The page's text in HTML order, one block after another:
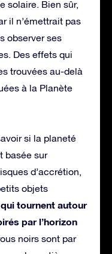
solaire. Bien sûr,
il n’émettrait pas
observer ses
Des effets qui
trouvées au-delà
à la Planète
si la planeté
basée sur
d’accrétion,
objets
tournent autour
par l’horizon
noirs sont par